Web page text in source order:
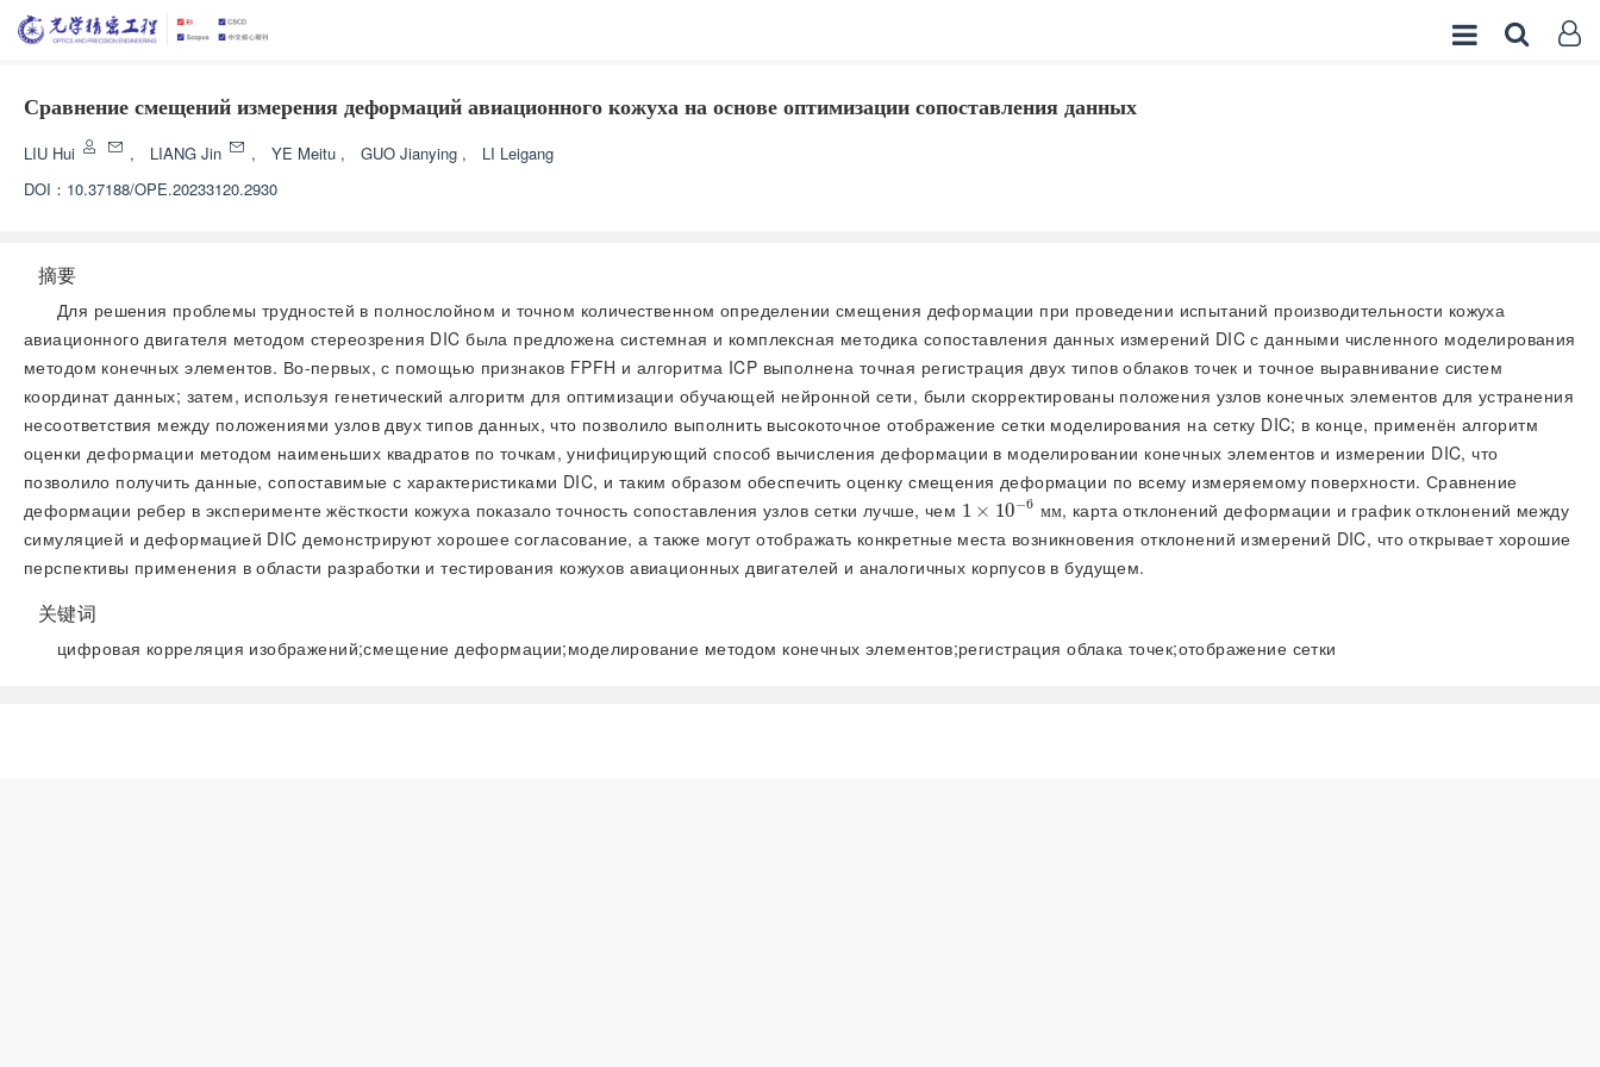
Сравнение смещений измерения деформаций авиационного кожуха на основе оптимизации сопоставления данных
LIU Hui , LIANG Jin , YE Meitu , GUO Jianying ,
LI Leigang
DOI： 10.37188/OPE.20233120.2930
摘要
Для решения проблемы трудностей в полнослойном и точном количественном определении смещения деформации при проведении испытаний производительности кожуха
авиационного двигателя методом стереозрения DIC была предложена системная и комплексная методика сопоставления данных измерений DIC с данными численного моделирования
методом конечных элементов. Во-первых, с помощью признаков FPFH и алгоритма ICP выполнена точная регистрация двух типов облаков точек и точное выравнивание систем
координат данных; затем, используя генетический алгоритм для оптимизации обучающей нейронной сети, были скорректированы положения узлов конечных элементов для устранения
несоответствия между положениями узлов двух типов данных, что позволило выполнить высокоточное отображение сетки моделирования на сетку DIC; в конце, применён алгоритм
оценки деформации методом наименьших квадратов по точкам, унифицирующий способ вычисления деформации в моделировании конечных элементов и измерении DIC, что
позволило получить данные, сопоставимые с характеристиками DIC, и таким образом обеспечить оценку смещения деформации по всему измеряемому поверхности. Сравнение
деформации ребер в эксперименте жёсткости кожуха показало точность сопоставления узлов сетки лучше, чем 1 × 10−6 мм
1×10-6 мм
, карта отклонений деформации и график отклонений между
симуляцией и деформацией DIC демонстрируют хорошее согласование, а также могут отображать конкретные места возникновения отклонений измерений DIC, что открывает хорошие
перспективы применения в области разработки и тестирования кожухов авиационных двигателей и аналогичных корпусов в будущем.
关键词
цифровая корреляция изображений;смещение деформации;моделирование методом конечных элементов;регистрация облака точек;отображение сетки